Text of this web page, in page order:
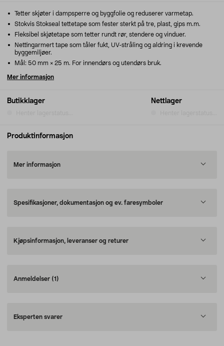
Butikklager Nettlager
Tetter skjøter i dampsperre og byggfolie og reduserer varmetap.
Stokvis Stokseal tettetape som fester sterkt på tre, plast, gips m.m.
Fleksibel skjøtetape som tetter rundt rør, stendere og vinduer.
Nettingarmert tape som tåler fukt, UV-stråling og aldring i krevende
byggemiljøer.
Mål: 50 mm × 25 m. For innendørs og utendørs bruk.
Mer informasjon
Produktinformasjon
Mer informasjon
Spesifikasjoner, dokumentasjon og ev. faresymboler
Kjøpsinformasjon, leveranser og returer
Anmeldelser (1)
Eksperten svarer